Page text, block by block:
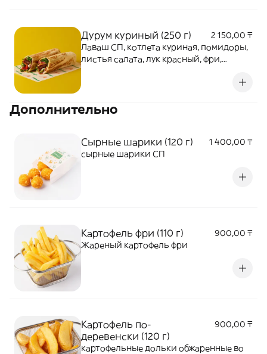
Дурум куриный (250 г)
2 150,00 ₸
Лаваш СП, котлета куриная, помидоры,
листья салата, лук красный, фри,
Дополнительно
Сырные шарики (120 г)
1 400,00 ₸
сырные шарики СП
Картофель фри (110 г)
900,00 ₸
Жареный картофель фри
Картофель по-
деревенски (120 г)
900,00 ₸
картофельные дольки обжаренные во